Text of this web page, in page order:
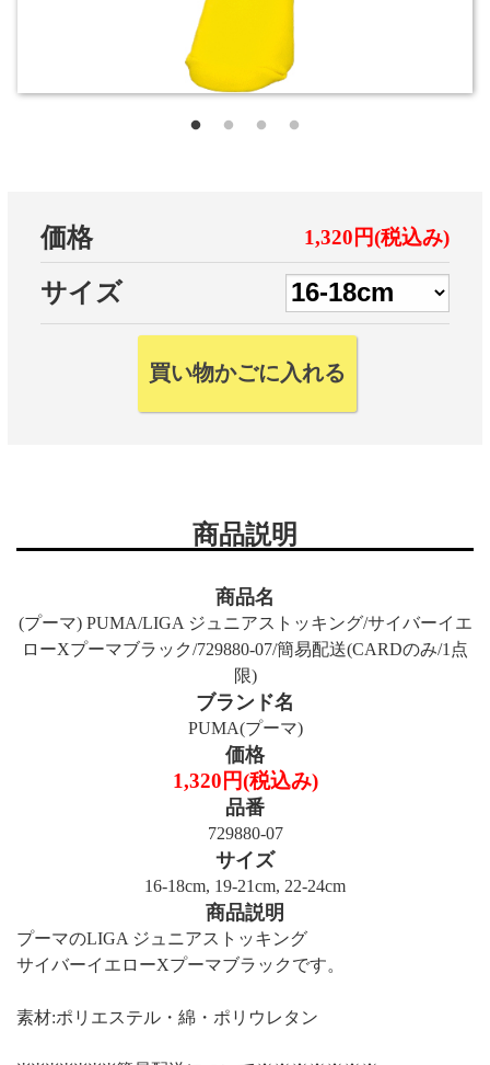
価格 1,320円(税込み)
サイズ
商品説明
商品名
(プーマ) PUMA/LIGA ジュニアストッキング/サイバーイエ
ローXプーマブラック/729880-07/簡易配送(CARDのみ/1点
限)
ブランド名
PUMA(プーマ)
価格
1,320円(税込み)
品番
729880-07
サイズ
16-18cm, 19-21cm, 22-24cm
商品説明
プーマのLIGA ジュニアストッキング
サイバーイエローXプーマブラックです。
素材:ポリエステル・綿・ポリウレタン